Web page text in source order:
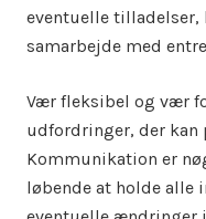
eventuelle tilladelser,
samarbejde med
Vær fleksibel og vær
udfordringer, der kan
Kommunikation er
løbende at holde alle